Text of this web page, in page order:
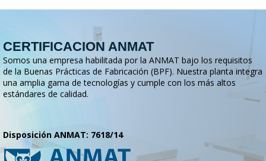
CERTIFICACION ANMAT
Somos una empresa habilitada por la ANMAT bajo los requisitos
de la Buenas Prácticas de Fabricación (BPF). Nuestra planta integra
una amplia gama de tecnologías y cumple con los más altos
estándares de calidad.
Disposición ANMAT: 7618/14